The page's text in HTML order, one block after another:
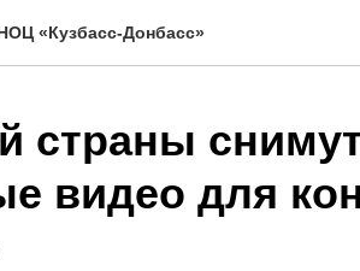
«Кузбасс-Донбасс»
страны
видео для